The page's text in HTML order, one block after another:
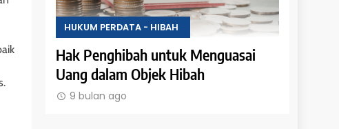
HUKUM PERDATA - HIBAH
Hibah Batal Jika Terdapat Syarat
Pelunasan Hutang
9 bulan ago